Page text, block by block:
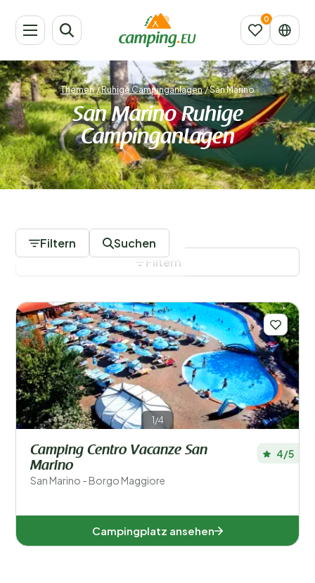
Themen/Ruhige Campinganlagen/San Marino
San Marino Ruhige
Campinganlagen
Filtern Suchen
Regionen
Beliebte Filter
Unterkunftstyp
Schwimmen
Allgemein
Sport und Freizeit
Filtern
1/4
Camping Centro Vacanze San
Marino
San Marino - Borgo Maggiore
4/5
Campingplatz ansehen